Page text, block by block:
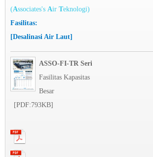
(Associates's Air Teknologi)
Fasilitas:
[Desalinasi Air Laut]
ASSO-FI-TR Seri
Fasilitas Kapasitas
Besar
[PDF:793KB]